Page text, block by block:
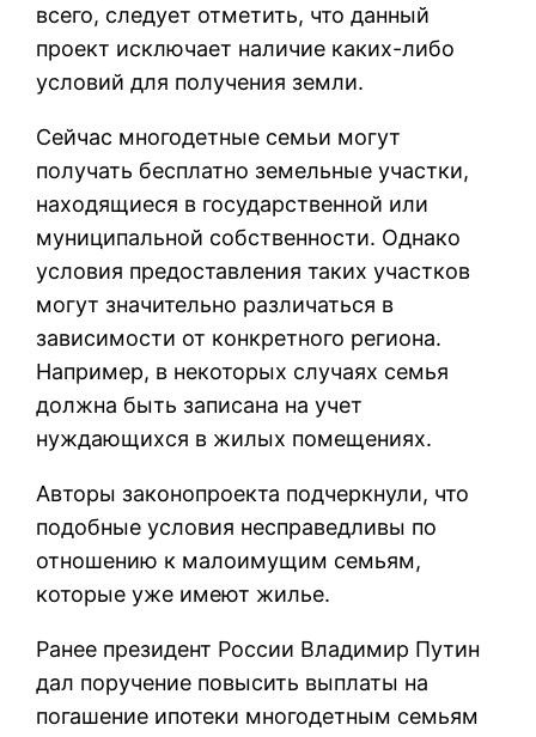
всего, следует отметить, что данный
проект исключает наличие каких-либо
условий для получения земли.
Сейчас многодетные семьи могут
получать бесплатно земельные участки,
находящиеся в государственной или
муниципальной собственности. Однако
условия предоставления таких участков
могут значительно различаться в
зависимости от конкретного региона.
Например, в некоторых случаях семья
должна быть записана на учет
нуждающихся в жилых помещениях.
Авторы законопроекта подчеркнули, что
подобные условия несправедливы по
отношению к малоимущим семьям,
которые уже имеют жилье.
Ранее президент России Владимир Путин
дал поручение повысить выплаты на
погашение ипотеки многодетным семьям